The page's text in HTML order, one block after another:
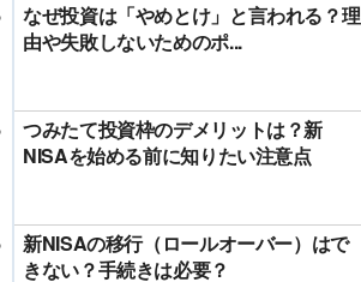
なぜ投資は「やめとけ」と言われる？理
由や失敗しないためのポ...
つみたて投資枠のデメリットは？新
NISAを始める前に知りたい注意点
新NISAの移行（ロールオーバー）はで
きない？手続きは必要？